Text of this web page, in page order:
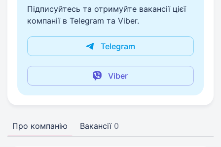
Підписуйтесь та отримуйте вакансії цієї
компанії в Telegram та Viber.
Telegram
Viber
Про компанію Вакансії 0